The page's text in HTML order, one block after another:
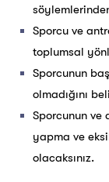
Sporcu ve
toplumsal
Sporcunun
olmadığını
Sporcunun ve
yapma ve
olacaksınız.